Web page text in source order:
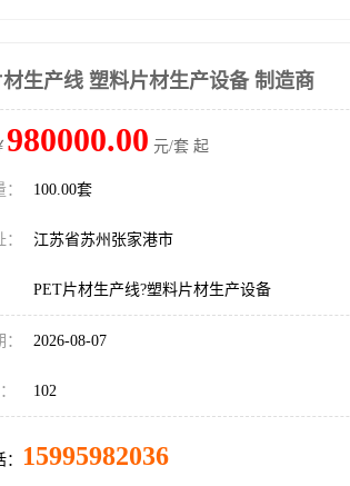
生产线 塑料片材生产设备 制造商
980000.00 元/套 起
100.00套
江苏省苏州张家港市
PET片材生产线?塑料片材生产设备
2026-08-07
102
15995982036